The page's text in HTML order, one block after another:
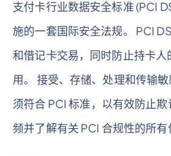
支付卡行业数据安全标准 (PCI
施的一套国际安全法规。 PCI
和借记卡交易，同时防止持卡人
用。 接受、存储、处理和传输
须符合 PCI 标准，以有效防止
频并了解有关 PCI 合规性的所有